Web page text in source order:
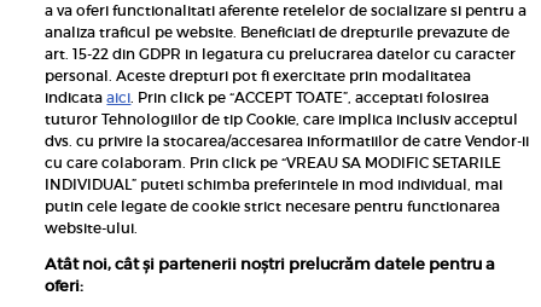
Pariază responsabil! Decizia ONJN nr. 821/25.09.2025.
Jocurile de noroc sunt interzise minorilor.
Links
Calculator sarcina
Rețete
a va oferi functionalitati aferente retelelor de socializare si pentru a
analiza traficul pe website. Beneficiati de drepturile prevazute de
art. 15-22 din GDPR in legatura cu prelucrarea datelor cu caracter
personal. Aceste drepturi pot fi exercitate prin modalitatea
indicataaici. Prin click pe “ACCEPT TOATE”, acceptati folosirea
tuturor Tehnologiilor de tip Cookie, care implica inclusiv acceptul
dvs. cu privire la stocarea/accesarea informatiilor de catre Vendor-ii
cu care colaboram. Prin click pe “VREAU SA MODIFIC SETARILE
INDIVIDUAL” puteti schimba preferintele in mod individual, mai
putin cele legate de cookie strict necesare pentru functionarea
website-ului.
Atât noi, cât și partenerii noștri prelucrăm datele pentru a
oferi: